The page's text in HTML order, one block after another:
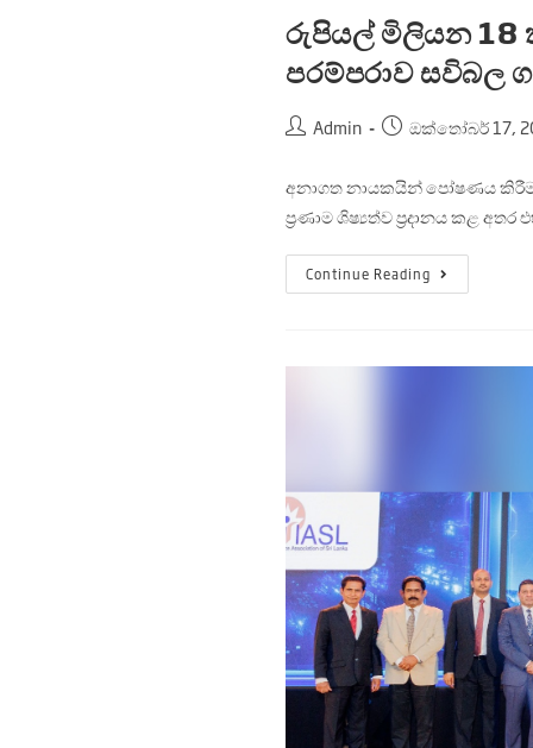
රුපියල් මිලියන 18
පරම්පරාව සවිබල
Admin ඔක්තෝබර් 17,
අනාගත නායකයින් පෝෂණය කිරීම
ප්‍රණාම ශිෂ්‍යත්ව ප්‍රදානය කළ අතර
Continue Reading